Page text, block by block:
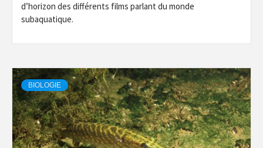
d’horizon des différents films parlant du monde
subaquatique.
BIOLOGIE